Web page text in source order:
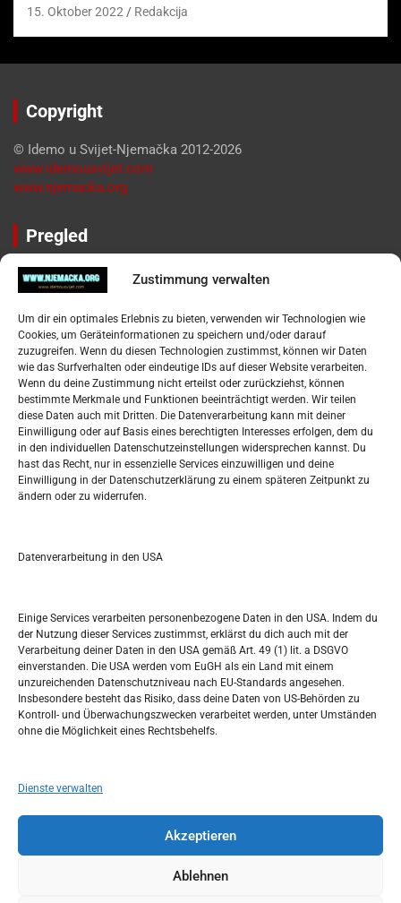
Zustimmung verwalten
Um dir ein optimales Erlebnis zu bieten, verwenden wir Technologien wie
Cookies, um Geräteinformationen zu speichern und/oder darauf
zuzugreifen. Wenn du diesen Technologien zustimmst, können wir Daten
wie das Surfverhalten oder eindeutige IDs auf dieser Website verarbeiten.
Wenn du deine Zustimmung nicht erteilst oder zurückziehst, können
bestimmte Merkmale und Funktionen beeinträchtigt werden. Wir teilen
diese Daten auch mit Dritten. Die Datenverarbeitung kann mit deiner
Einwilligung oder auf Basis eines berechtigten Interesses erfolgen, dem du
in den individuellen Datenschutzeinstellungen widersprechen kannst. Du
hast das Recht, nur in essenzielle Services einzuwilligen und deine
Einwilligung in der Datenschutzerklärung zu einem späteren Zeitpunkt zu
ändern oder zu widerrufen.
Datenverarbeitung in den USA
Einige Services verarbeiten personenbezogene Daten in den USA. Indem du
der Nutzung dieser Services zustimmst, erklärst du dich auch mit der
Verarbeitung deiner Daten in den USA gemäß Art. 49 (1) lit. a DSGVO
einverstanden. Die USA werden vom EuGH als ein Land mit einem
unzureichenden Datenschutzniveau nach EU-Standards angesehen.
Insbesondere besteht das Risiko, dass deine Daten von US-Behörden zu
Kontroll- und Überwachungszwecken verarbeitet werden, unter Umständen
ohne die Möglichkeit eines Rechtsbehelfs.
Dienste verwalten
Akzeptieren
Ablehnen
15. Oktober 2022 Redakcija
Copyright
© Idemo u Svijet-Njemačka 2012-2026
www.idemousvijet.com
www.njemacka.org
Pregled
Impressum
Datenschutzerklärung
Widerufsbelehrung
Oglašavanje / Postavite svoj oglas
Tko je “Idemo u Svijet – Njemačka?
Pretražite stranicu:
S
e
a
h
M D M D F S S
1
3 4 5 6 7 8
10 11 12 13 14 15 16
24 25
31
« Sep. Nov. »